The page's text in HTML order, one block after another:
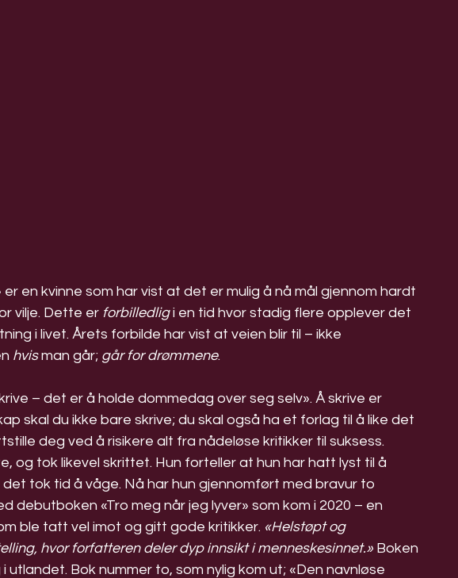
en kvinne som har vist at det er mulig å nå mål gjennom hardt
vilje. Dette er forbilledlig i en tid hvor stadig flere opplever det
i livet. Årets forbilde har vist at veien blir til – ikke
hvis man går; går for drømmene.
– det er å holde dommedag over seg selv». Å skrive er
skal du ikke bare skrive; du skal også ha et forlag til å like det
deg ved å risikere alt fra nådeløse kritikker til suksess.
og tok likevel skrittet. Hun forteller at hun har hatt lyst til å
det tok tid å våge. Nå har hun gjennomført med bravur to
debutboken «Tro meg når jeg lyver» som kom i 2020 – en
ble tatt vel imot og gitt gode kritikker. «Helstøpt og
hvor forfatteren deler dyp innsikt i menneskesinnet.» Boken
Bok nummer to, som nylig kom ut; «Den navnløse